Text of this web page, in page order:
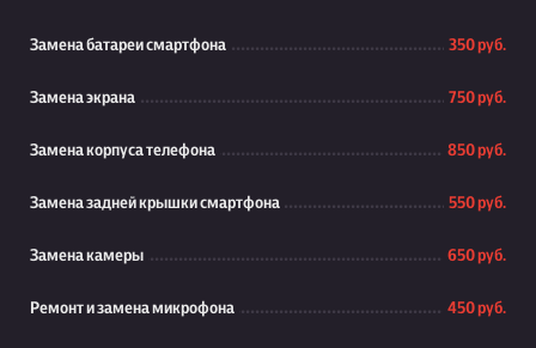
Замена батареи смартфона 350 руб.
Замена экрана 750 руб.
Замена корпуса телефона 850 руб.
Замена задней крышки смартфона 550 руб.
Замена камеры 650 руб.
Ремонт и замена микрофона 450 руб.